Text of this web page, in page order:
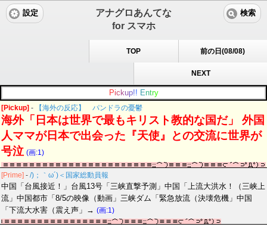
アナグロあんてな
for スマホ
設定 検索
TOP 前の日(08/08)
NEXT
Pic kup!! Entry
[Pickup] - 【海外の反応】 パンドラの憂鬱
海外「日本は世界で最もキリスト教的な国だ」 外国
人ママが日本で出会った『天使』との交流に世界が
号泣 (画:1)
[Prime] - /)；｀ω´)＜国家総動員報
中国「台風接近！」台風13号「三峡直撃予測」中国「上流大洪水！（三峡上
流」中国都市「8/5の映像（動画」三峡ダム「緊急放流（決壊危機」中国
「下流大水害（震え声」→ (画:1)